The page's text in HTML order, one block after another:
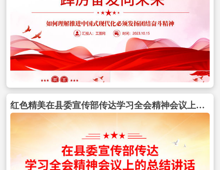
红色精美在县委宣传部传达学习全会精神会议上的总结讲话PPT模板包含